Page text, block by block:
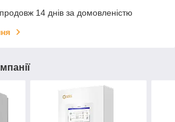
14 днів за домовленістю